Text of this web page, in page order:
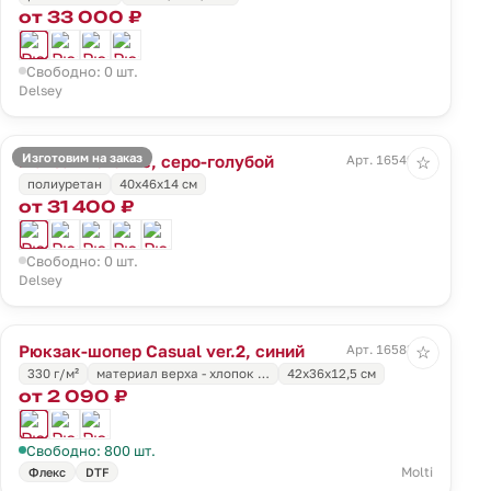
от 33 000 ₽
Свободно: 0 шт.
Delsey
Изготовим на заказ
Рюкзак Turenne, серо-голубой
Арт. 16549.14
полиуретан
40x46x14 см
от 31 400 ₽
Свободно: 0 шт.
Delsey
☆
Рюкзак-шопер Casual ver.2, синий
Арт. 16583.44
330 г/м²
материал верха - хлопок … 42x36x12,5 см
от 2 090 ₽
Свободно: 800 шт.
Флекс DTF Molti
☆